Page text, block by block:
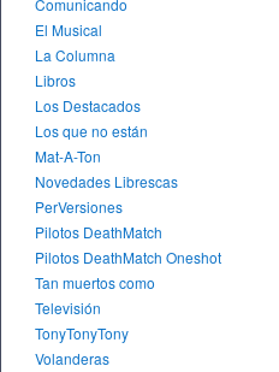
Comunicando
El Musical
La Columna
Libros
Los Destacados
Los que no están
Mat-A-Ton
Novedades Librescas
PerVersiones
Pilotos DeathMatch
Pilotos DeathMatch Oneshot
Tan muertos como
Televisión
TonyTonyTony
Volanderas